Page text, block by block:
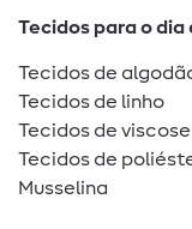
Tecidos para o dia
Tecidos de
Tecidos de linho
Tecidos de viscose
Tecidos de
Musselina